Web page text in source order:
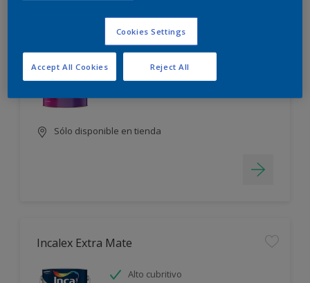
Incalex Toque Sublime Design Mate
Excelente terminación
Alto cubritivo
Sólo disponible en tienda
Incalex Extra Mate
Alto cubritivo
Cookies Settings
Reject All
Accept All Cookies